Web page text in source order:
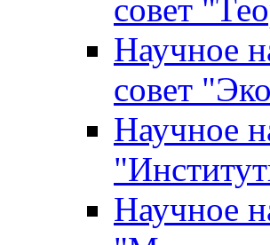
совет
Научное
совет
Научное
Научное